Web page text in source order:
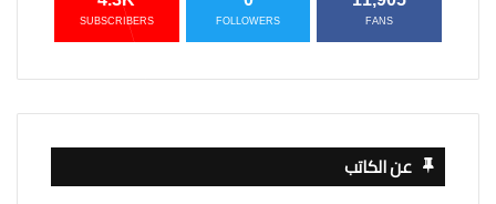
FANS
FOLLOWERS
SUBSCRIBERS
عن الكاتب